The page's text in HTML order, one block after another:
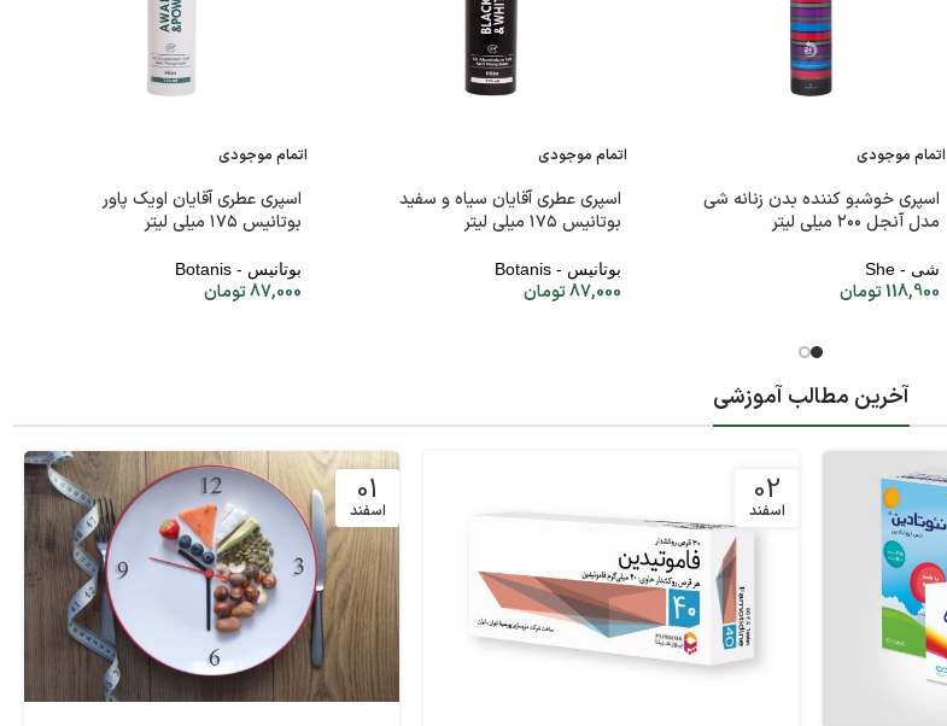
اتمام موجودی
اسپری خوشبو کننده بدن زنانه شی
مدل آنجل ۲۰۰ میلی لیتر
شی - She
118,900تومان
اتمام موجودی
اسپری عطری آقایان سیاه و سفید
بوتانیس ۱۷۵ میلی لیتر
بوتانیس - Botanis
87,000تومان
اتمام موجودی
اسپری عطری آقایان اویک پاور
بوتانیس ۱۷۵ میلی لیتر
بوتانیس - Botanis
87,000تومان
آخرین مطالب آموزشی
02
اسفند
01
اسفند